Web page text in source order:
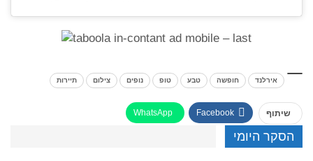
אירלנד חופשה טבע טופ נופים צילום תיירות
שיתוף Facebook
WhatsApp
הסקר היומי